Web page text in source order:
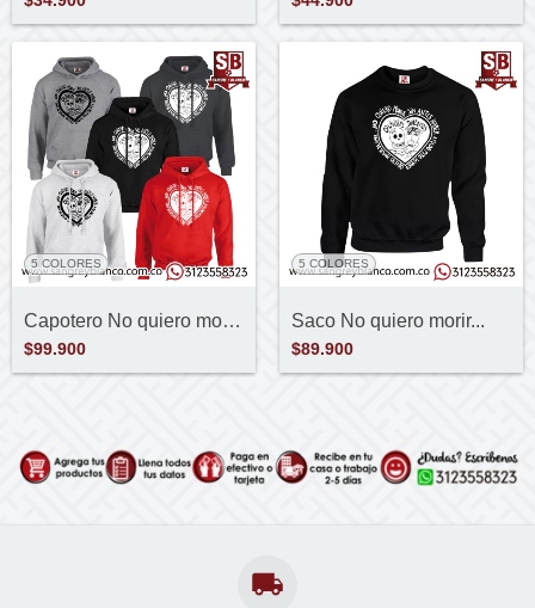
5 COLORES
Capotero No quiero morir...
$99.900
5 COLORES
Saco No quiero morir...
$89.900